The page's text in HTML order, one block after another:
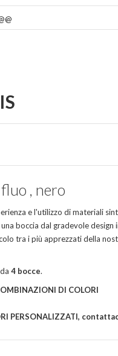
, nero
e l'utilizzo di materiali
una boccia dal gradevole design
tra i più apprezzati della
4 bocce.
DI COLORI
PERSONALIZZATI,